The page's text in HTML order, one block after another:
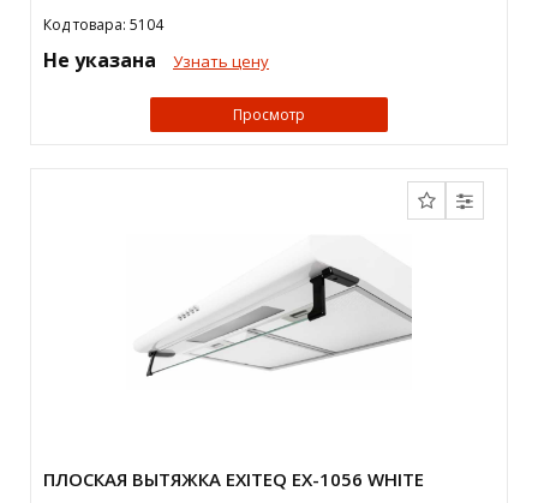
Код товара: 5104
Не указана Узнать цену
Просмотр
ПЛОСКАЯ ВЫТЯЖКА EXITEQ EX-1056 WHITE